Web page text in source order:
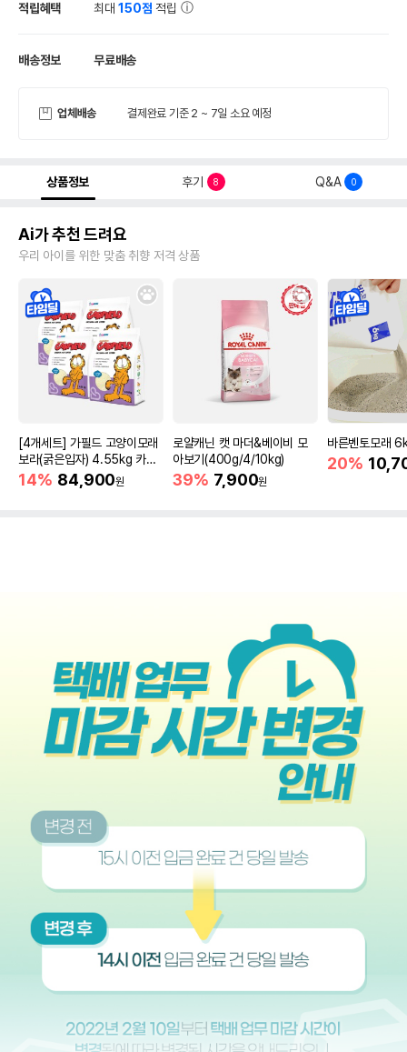
적립혜택 최대150점 적립
배송정보 무료배송
업체배송 결제완료 기준 2 ~ 7일 소요 예정
상품정보 후기 8 Q&A 0
Ai가 추천 드려요
우리 아이를 위한 맞춤 취향 저격 상품
[4개세트] 가필드 고양이모래
보라(굵은입자) 4.55kg 카사
바모래
14% 84,900원
로얄캐닌 캣 마더&베이비 모
아보기(400g/4/10kg)
39% 7,900원
바른벤토모래
20%